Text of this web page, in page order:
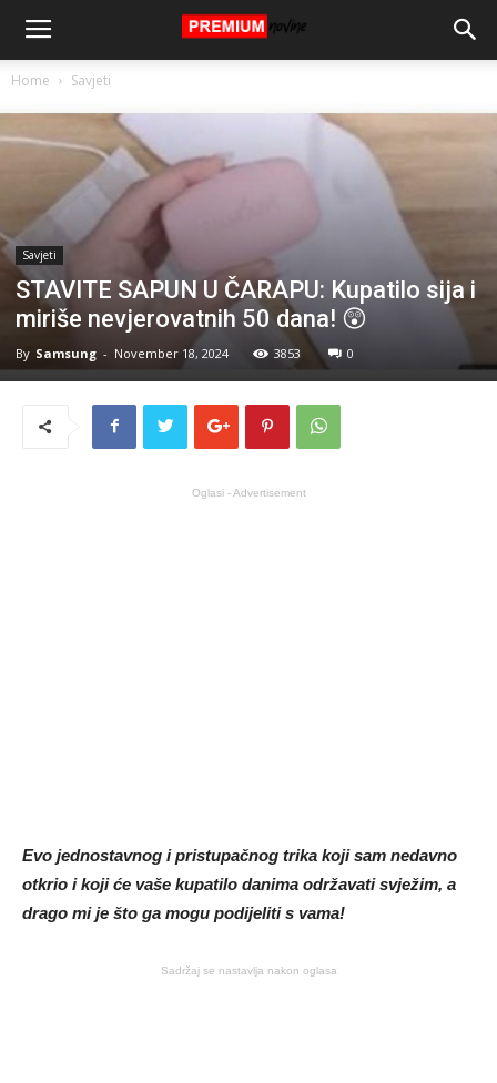
Home Savjeti
Savjeti
STAVITE SAPUN U ČARAPU: Kupatilo sija i
miriše nevjerovatnih 50 dana! 😲
By Samsung - November 18, 2024 3853 0
Oglasi - Advertisement
Evo jednostavnog i pristupačnog trika koji sam nedavno
otkrio i koji će vaše kupatilo danima održavati svježim, a
drago mi je što ga mogu podijeliti s vama!
Sadržaj se nastavlja nakon oglasa